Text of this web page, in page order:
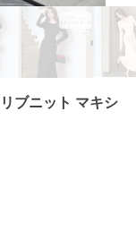
ブニット マキシ